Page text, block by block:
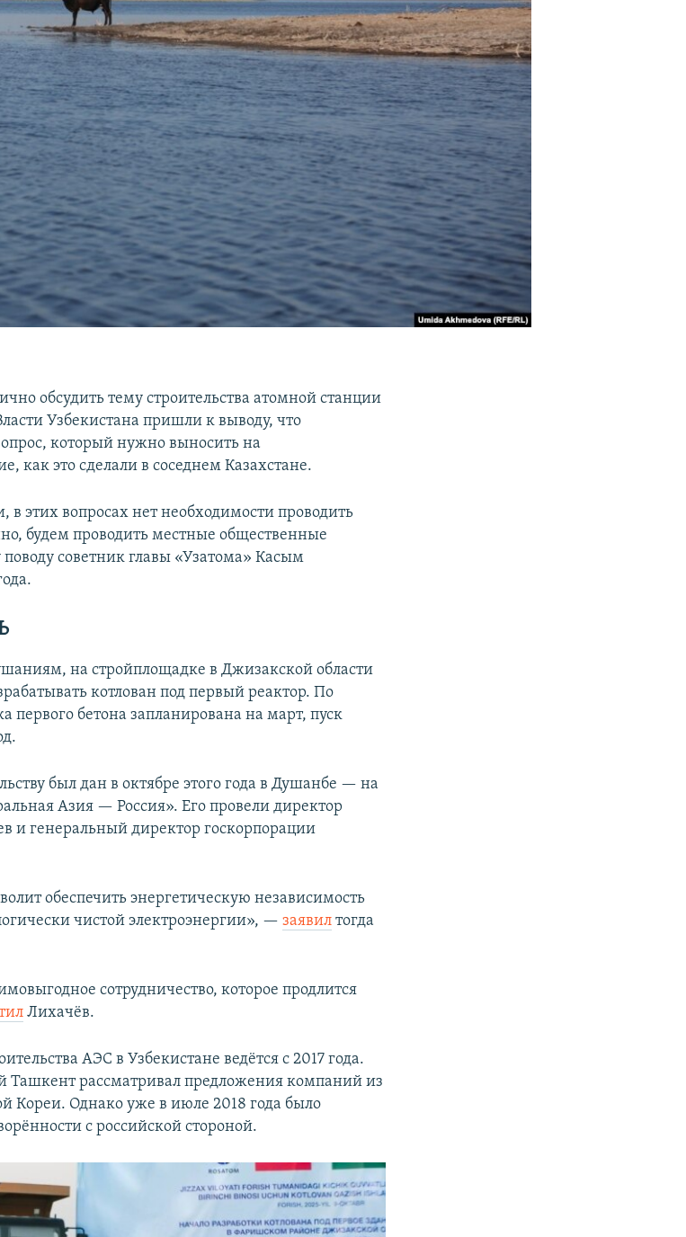
обсудить тему строительства атомной станции
Узбекистана пришли к выводу, что
который нужно выносить на
как это сделали в соседнем Казахстане.
в этих вопросах нет необходимости проводить
будем проводить местные общественные
поводу советник главы «Узатома» Касым
на стройплощадке в Джизакской области
котлован под первый реактор. По
бетона запланирована на март, пуск
был дан в октябре этого года в Душанбе — на
Азия — Россия». Его провели директор
и генеральный директор госкорпорации
обеспечить энергетическую независимость
чистой электроэнергии», — заявил тогда
сотрудничество, которое продлится
Лихачёв.
АЭС в Узбекистане ведётся с 2017 года.
Ташкент рассматривал предложения компаний из
Однако уже в июле 2018 года было
с российской стороной.